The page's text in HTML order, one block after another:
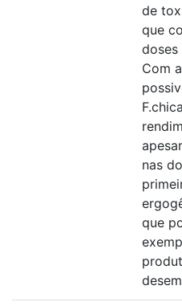
de
que
doses
Com
nas
que